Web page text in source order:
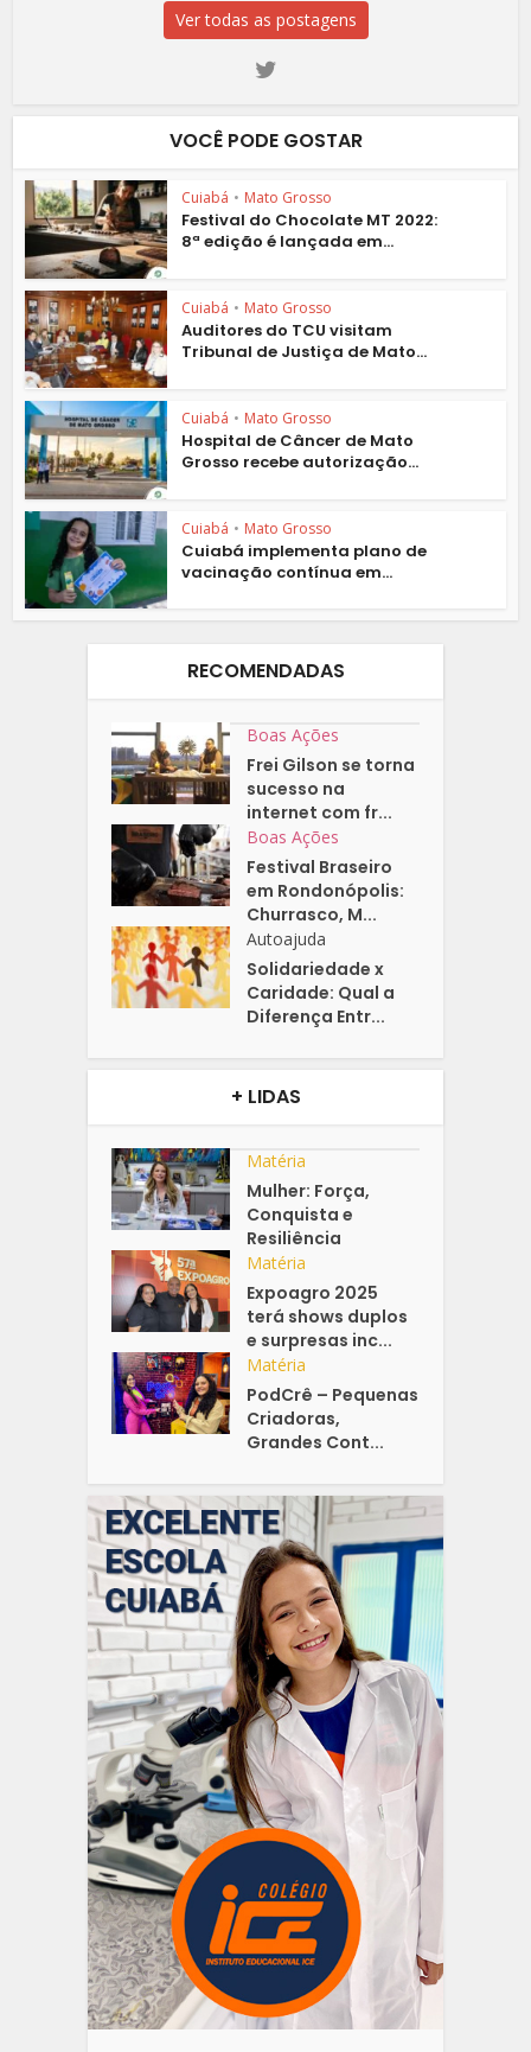
Ver todas as postagens
VOCÊ PODE GOSTAR
Cuiabá • Mato Grosso
Festival do Chocolate MT 2022:
8ª edição é lançada em...
Cuiabá • Mato Grosso
Auditores do TCU visitam
Tribunal de Justiça de Mato...
Cuiabá • Mato Grosso
Hospital de Câncer de Mato
Grosso recebe autorização...
Cuiabá • Mato Grosso
Cuiabá implementa plano de
vacinação contínua em...
RECOMENDADAS
Boas Ações
Frei Gilson se torna
sucesso na
internet com fr...
Boas Ações
Festival Braseiro
em Rondonópolis:
Churrasco, M...
Autoajuda
Solidariedade x
Caridade: Qual a
Diferença Entr...
+ LIDAS
Matéria
Mulher: Força,
Conquista e
Resiliência
Matéria
Expoagro 2025
terá shows duplos
e surpresas inc...
Matéria
PodCrê – Pequenas
Criadoras,
Grandes Cont...